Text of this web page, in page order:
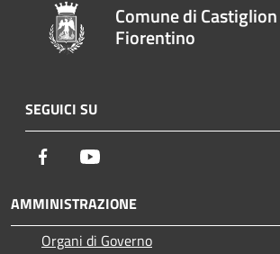
Comune di Castiglion
Fiorentino
SEGUICI SU
Facebook
AMMINISTRAZIONE
Organi di Governo